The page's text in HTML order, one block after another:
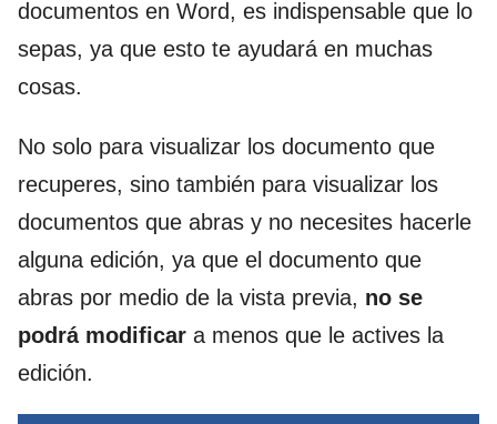
documentos en Word, es indispensable que lo
sepas, ya que esto te ayudará en muchas
cosas.
No solo para visualizar los documento que
recuperes, sino también para visualizar los
documentos que abras y no necesites hacerle
alguna edición, ya que el documento que
abras por medio de la vista previa, no se
podrá modificar a menos que le actives la
edición.